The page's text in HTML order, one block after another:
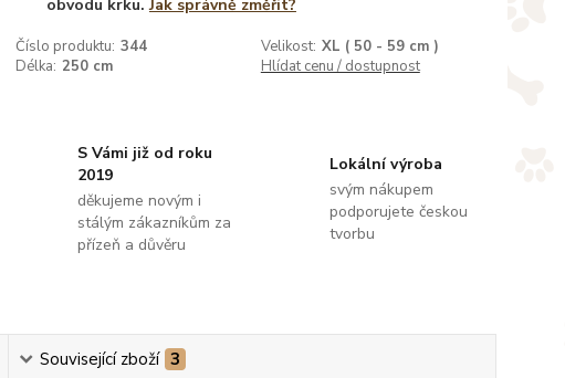
obvodu krku.Jak správně změřit?
Číslo produktu: 344 Velikost: XL ( 50 - 59 cm )
Délka: 250 cm Hlídat cenu / dostupnost
S Vámi již od roku
2019
děkujeme novým i
stálým zákazníkům za
přízeň a důvěru
Lokální výroba
svým nákupem
podporujete českou
tvorbu
Související zboží 3